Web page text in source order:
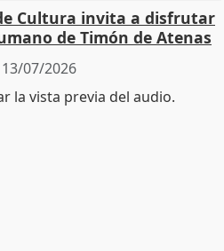
Cultura invita a disfrutar
de Timón de Atenas
13/07/2026